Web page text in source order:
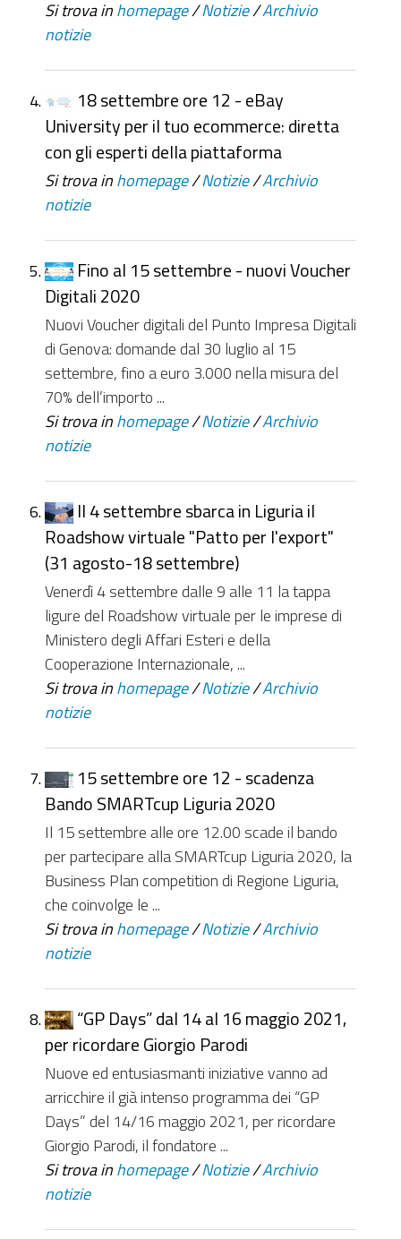
Si trova in homepage /Notizie /Archivio
notizie
18 settembre ore 12 - eBay
University per il tuo ecommerce: diretta
con gli esperti della piattaforma
Si trova in homepage /Notizie /Archivio
notizie
Fino al 15 settembre - nuovi Voucher
Digitali 2020
Nuovi Voucher digitali del Punto Impresa Digitali
di Genova: domande dal 30 luglio al 15
settembre, fino a euro 3.000 nella misura del
70% dell’importo ...
Si trova in homepage /Notizie /Archivio
notizie
Il 4 settembre sbarca in Liguria il
Roadshow virtuale "Patto per l'export"
(31 agosto-18 settembre)
Venerdì 4 settembre dalle 9 alle 11 la tappa
ligure del Roadshow virtuale per le imprese di
Ministero degli Affari Esteri e della
Cooperazione Internazionale, ...
Si trova in homepage /Notizie /Archivio
notizie
15 settembre ore 12 - scadenza
Bando SMARTcup Liguria 2020
Il 15 settembre alle ore 12.00 scade il bando
per partecipare alla SMARTcup Liguria 2020, la
Business Plan competition di Regione Liguria,
che coinvolge le ...
Si trova in homepage /Notizie /Archivio
notizie
“GP Days” dal 14 al 16 maggio 2021,
per ricordare Giorgio Parodi
Nuove ed entusiasmanti iniziative vanno ad
arricchire il già intenso programma dei “GP
Days” del 14/16 maggio 2021, per ricordare
Giorgio Parodi, il fondatore ...
Si trova in homepage /Notizie /Archivio
notizie